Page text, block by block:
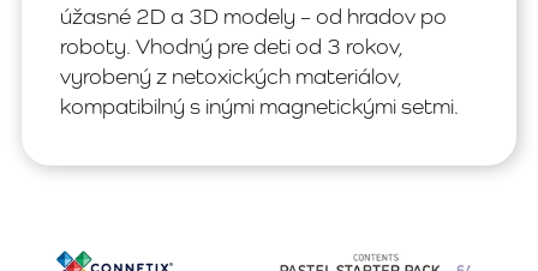
úžasné 2D a 3D modely – od hradov po
roboty. Vhodný pre deti od 3 rokov,
vyrobený z netoxických materiálov,
kompatibilný s inými magnetickými setmi.